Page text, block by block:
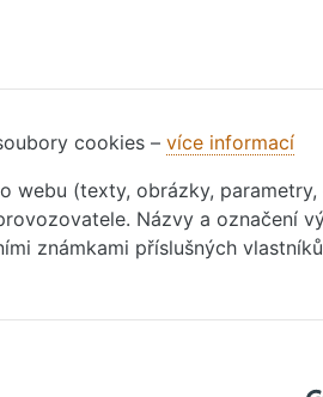
cookies – více informací
(texty, obrázky,
Názvy a označení
známkami příslušných